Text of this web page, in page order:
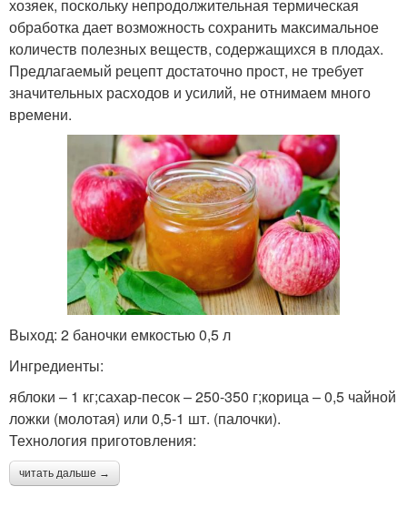
хозяек, поскольку непродолжительная термическая
обработка дает возможность сохранить максимальное
количеств полезных веществ, содержащихся в плодах.
Предлагаемый рецепт достаточно прост, не требует
значительных расходов и усилий, не отнимаем много
времени.
Выход: 2 баночки емкостью 0,5 л
Ингредиенты:
яблоки – 1 кг;сахар-песок – 250-350 г;корица – 0,5 чайной
ложки (молотая) или 0,5-1 шт. (палочки).
Технология приготовления:
читать дальше →